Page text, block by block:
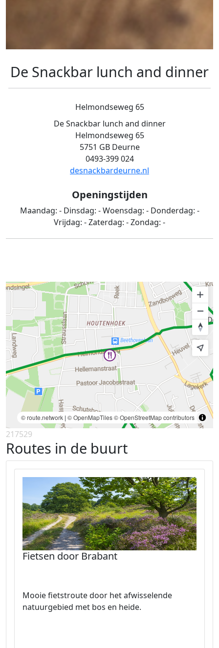
De Snackbar lunch and dinner
Helmondseweg 65
De Snackbar lunch and dinner
Helmondseweg 65
5751 GB Deurne
0493-399 024
desnackbardeurne.nl
Openingstijden
Maandag: - Dinsdag: -Woensdag: - Donderdag: -
Vrijdag: -Zaterdag: -Zondag: -
© route.network | © OpenMapTiles© OpenStreetMap contributors
217529
Routes in de buurt
Fietsen door Brabant
Mooie fietstroute door het afwisselende
natuurgebied met bos en heide.